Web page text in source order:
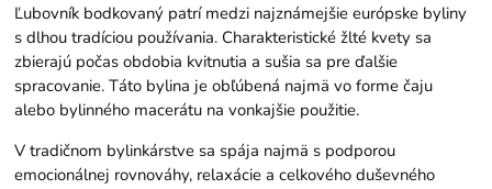
Ľubovník bodkovaný patrí medzi najznámejšie európske byliny
s dlhou tradíciou používania. Charakteristické žlté kvety sa
zbierajú počas obdobia kvitnutia a sušia sa pre ďalšie
spracovanie. Táto bylina je obľúbená najmä vo forme čaju
alebo bylinného macerátu na vonkajšie použitie.
V tradičnom bylinkárstve sa spája najmä s podporou
emocionálnej rovnováhy, relaxácie a celkového duševného